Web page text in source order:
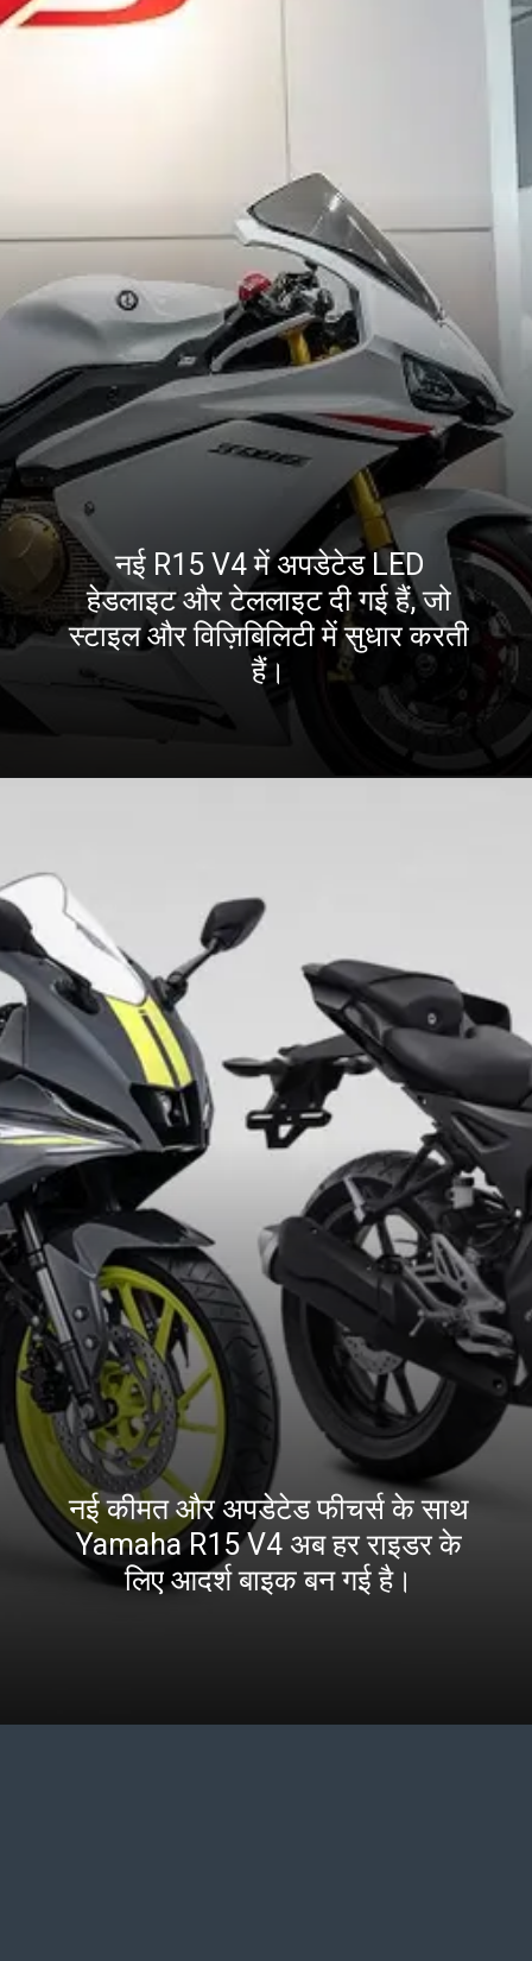
नई R15 V4 में अपडेटेड LED
हेडलाइट और टेललाइट दी गई हैं, जो
स्टाइल और विज़िबिलिटी में सुधार करती
हैं।
नई कीमत और अपडेटेड फीचर्स के साथ
Yamaha R15 V4 अब हर राइडर के
लिए आदर्श बाइक बन गई है।